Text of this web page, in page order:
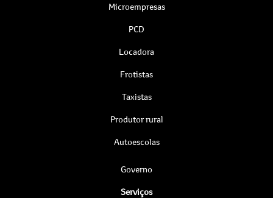
Microempresas
PCD
Locadora
Frotistas
Taxistas
Produtor rural
Autoescolas
Governo
Serviços